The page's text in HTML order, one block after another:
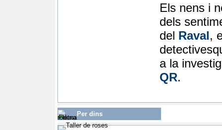
Els nens i
dels
del Raval,
a la
QR.
Per dins